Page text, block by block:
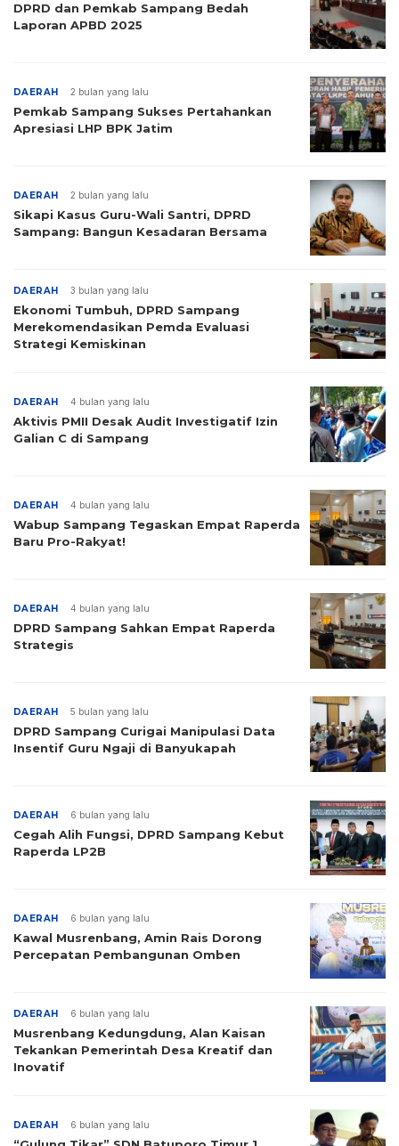
DPRD dan Pemkab Sampang Bedah
Laporan APBD 2025
DAERAH 2 bulan yang lalu
Pemkab Sampang Sukses Pertahankan
Apresiasi LHP BPK Jatim
DAERAH 2 bulan yang lalu
Sikapi Kasus Guru-Wali Santri, DPRD
Sampang: Bangun Kesadaran Bersama
DAERAH 3 bulan yang lalu
Ekonomi Tumbuh, DPRD Sampang
Merekomendasikan Pemda Evaluasi
Strategi Kemiskinan
DAERAH 4 bulan yang lalu
Aktivis PMII Desak Audit Investigatif Izin
Galian C di Sampang
DAERAH 4 bulan yang lalu
Wabup Sampang Tegaskan Empat Raperda
Baru Pro-Rakyat!
DAERAH 4 bulan yang lalu
DPRD Sampang Sahkan Empat Raperda
Strategis
DAERAH 5 bulan yang lalu
DPRD Sampang Curigai Manipulasi Data
Insentif Guru Ngaji di Banyukapah
DAERAH 6 bulan yang lalu
Cegah Alih Fungsi, DPRD Sampang Kebut
Raperda LP2B
DAERAH 6 bulan yang lalu
Kawal Musrenbang, Amin Rais Dorong
Percepatan Pembangunan Omben
DAERAH 6 bulan yang lalu
Musrenbang Kedungdung, Alan Kaisan
Tekankan Pemerintah Desa Kreatif dan
Inovatif
DAERAH 6 bulan yang lalu